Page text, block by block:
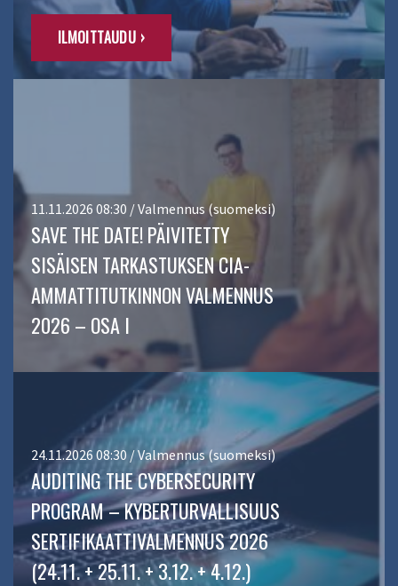
ILMOITTAUDU ›
11.11.2026 08:30 / Valmennus (suomeksi)
SAVE THE DATE! PÄIVITETTY
SISÄISEN TARKASTUKSEN CIA-
AMMATTITUTKINNON VALMENNUS
2026 – OSA I
24.11.2026 08:30 / Valmennus (suomeksi)
AUDITING THE CYBERSECURITY
PROGRAM – KYBERTURVALLISUUS
SERTIFIKAATTIVALMENNUS 2026
(24.11. + 25.11. + 3.12. + 4.12.)